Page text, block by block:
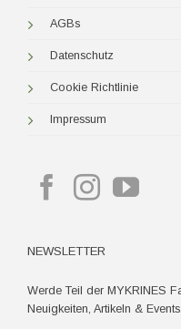
AGBs
Datenschutz
Cookie Richtlinie
Impressum
NEWSLETTER
Werde Teil der MYKRINES
Neuigkeiten, Artikeln & Events.